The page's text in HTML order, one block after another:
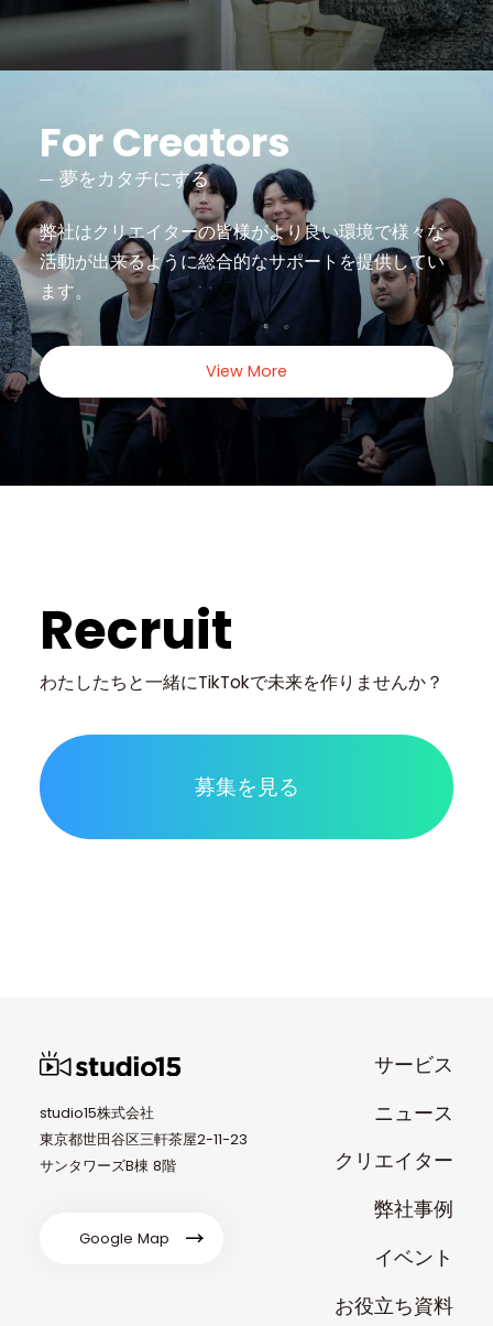
For Creators
夢をカタチにする
弊社はクリエイターの皆様がより良い環境で様々な
活動が出来るように総合的なサポートを提供してい
ます。
View More
Recruit
わたしたちと一緒にTikTokで未来を作りませんか？
募集を見る
studio15株式会社
東京都世田谷区三軒茶屋2-11-23
サンタワーズB棟 8階
Google Map
サービス
ニュース
クリエイター
弊社事例
イベント
お役立ち資料